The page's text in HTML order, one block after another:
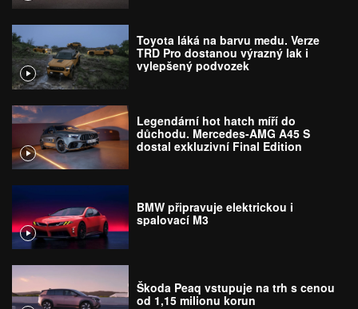
Toyota láká na barvu medu. Verze
TRD Pro dostanou výrazný lak i
vylepšený podvozek
Legendární hot hatch míří do
důchodu. Mercedes-AMG A45 S
dostal exkluzivní Final Edition
BMW připravuje elektrickou i
spalovací M3
Škoda Peaq vstupuje na trh s cenou
od 1,15 milionu korun